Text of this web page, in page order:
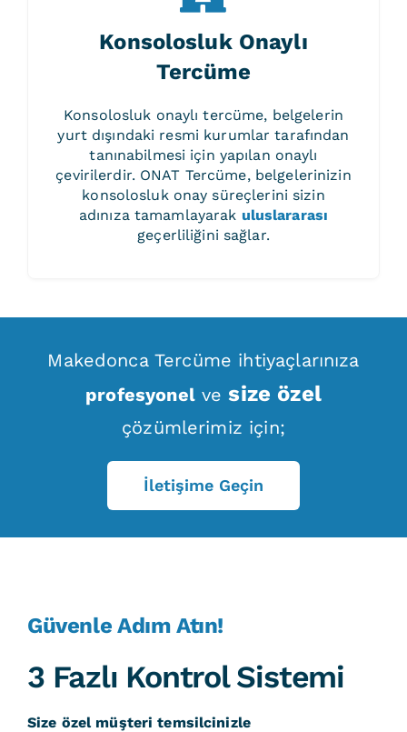
Konsolosluk Onaylı
Tercüme
Konsolosluk onaylı tercüme, belgelerin
yurt dışındaki resmi kurumlar tarafından
tanınabilmesi için yapılan onaylı
çevirilerdir. ONAT Tercüme, belgelerinizin
konsolosluk onay süreçlerini sizin
adınıza tamamlayarak uluslararası
geçerliliğini sağlar.
Makedonca Tercüme ihtiyaçlarınıza
profesyonelvesize özel
çözümlerimiz için;
İletişime Geçin
Güvenle Adım Atın!
3 Fazlı Kontrol Sistemi
Size özel müşteri temsilcinizle